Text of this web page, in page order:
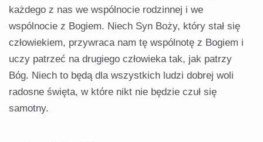
każdego z nas we wspólnocie rodzinnej i we
wspólnocie z Bogiem. Niech Syn Boży, który stał się
człowiekiem, przywraca nam tę wspólnotę z Bogiem i
uczy patrzeć na drugiego człowieka tak, jak patrzy
Bóg. Niech to będą dla wszystkich ludzi dobrej woli
radosne święta, w które nikt nie będzie czuł się
samotny.